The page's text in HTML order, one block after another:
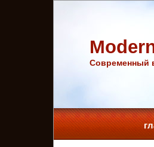
Cовременный